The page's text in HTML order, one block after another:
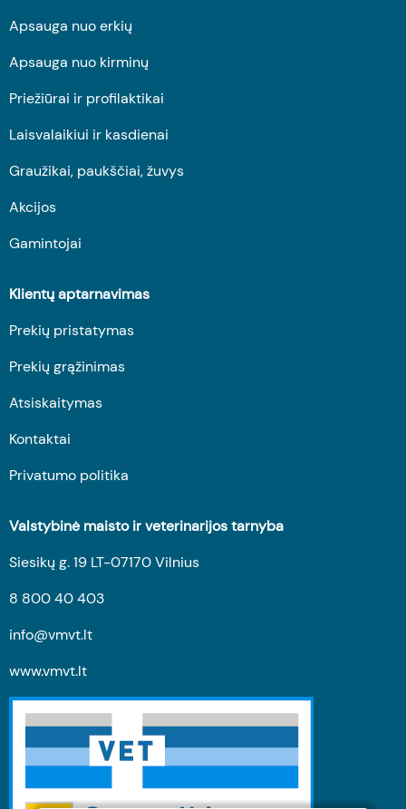
Apsauga nuo erkių
Apsauga nuo kirminų
Priežiūrai ir profilaktikai
Laisvalaikiui ir kasdienai
Graužikai, paukščiai, žuvys
Akcijos
Gamintojai
Klientų aptarnavimas
Prekių pristatymas
Prekių grąžinimas
Atsiskaitymas
Kontaktai
Privatumo politika
Valstybinė maisto ir veterinarijos tarnyba
Siesikų g. 19 LT-07170 Vilnius
8 800 40 403
info@vmvt.lt
www.vmvt.lt